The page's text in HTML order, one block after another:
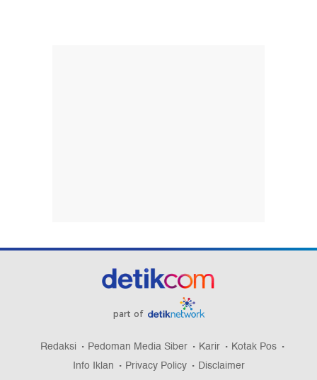
part of
Redaksi Pedoman Media Siber Karir
Kotak Pos
Info Iklan
Privacy Policy Disclaimer